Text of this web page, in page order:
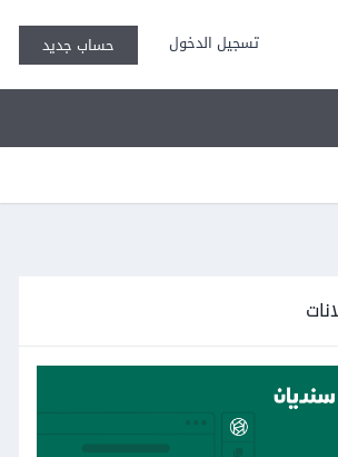
تسجيل الدخول حساب جديد